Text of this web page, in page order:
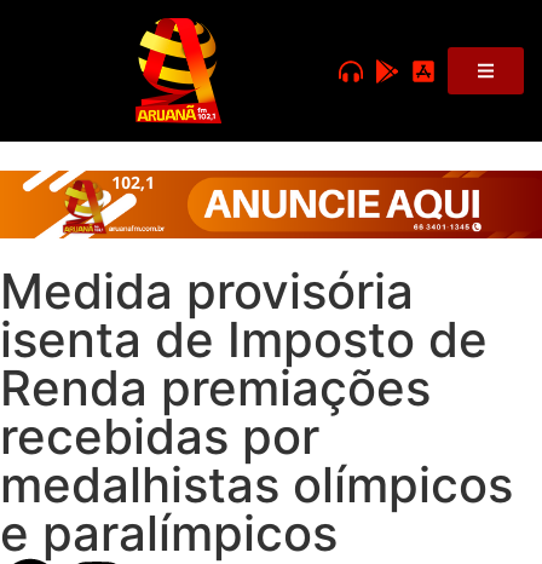
Medida provisória
isenta de Imposto de
Renda premiações
recebidas por
medalhistas olímpicos
e paralímpicos